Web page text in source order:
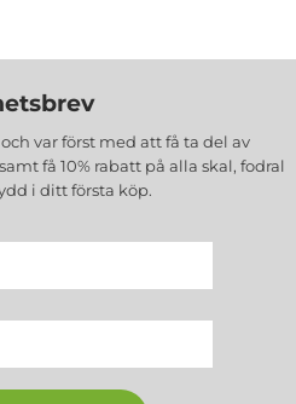
var först med att få ta del av
få 10% rabatt på alla skal, fodral
i ditt första köp.